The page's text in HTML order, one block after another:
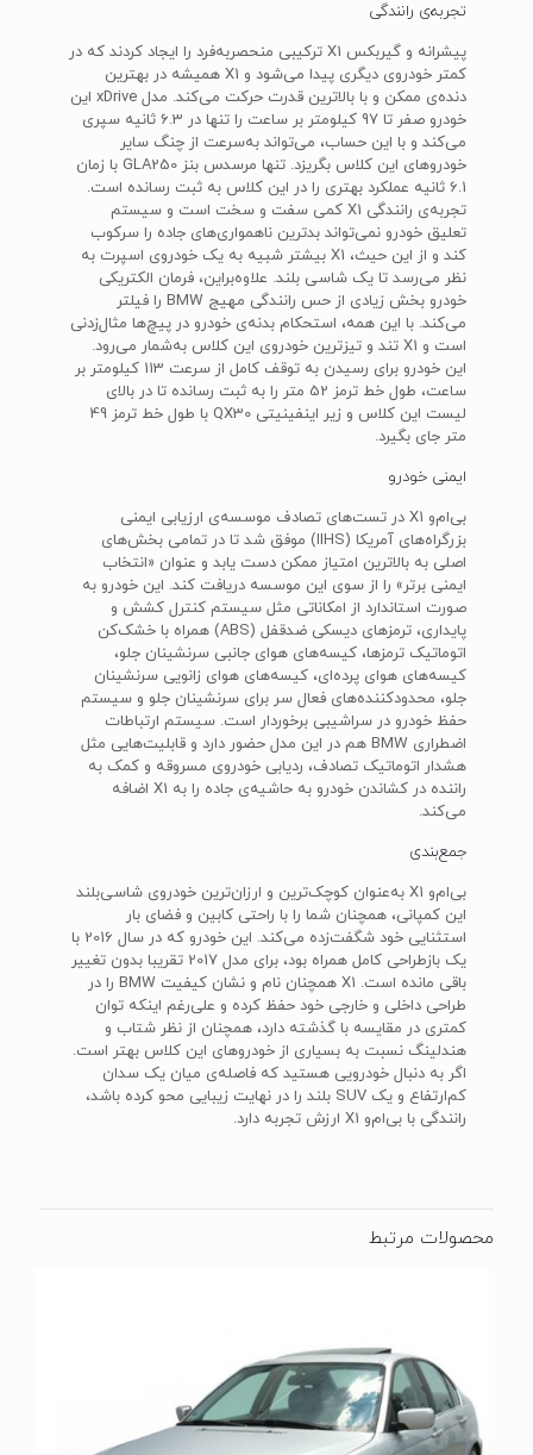
تجربه‌ی رانندگی
پیشرانه و گیربکس X1 ترکیبی منحصربه‌فرد را ایجاد کردند که در
کمتر خودروی دیگری پیدا می‌شود و X1 همیشه در بهترین
دنده‌ی ممکن و با بالاترین قدرت حرکت می‌کند. مدل xDrive این
خودرو صفر تا 97 کیلومتر بر ساعت را تنها در 6.3 ثانیه سپری
می‌کند و با این حساب، می‌تواند به‌سرعت از چنگ سایر
خودروهای این کلاس بگریزد. تنها مرسدس بنز GLA250 با زمان
6.1 ثانیه عملکرد بهتری را در این کلاس به ثبت رسانده است.
تجربه‌ی رانندگی X1 کمی سفت و سخت است و سیستم
تعلیق خودرو نمی‌تواند بدترین ناهمواری‌های جاده را سرکوب
کند و از این حیث، X1 بیشتر شبیه به یک خودروی اسپرت به
نظر می‌رسد تا یک شاسی بلند. علاوه‌براین، فرمان الکتریکی
خودرو بخش زیادی از حس رانندگی مهیج BMW را فیلتر
می‌کند. با این همه، استحکام بدنه‌ی خودرو در پیچ‌ها مثال‌زدنی
است و X1 تند و تیزترین خودروی این کلاس به‌شمار می‌رود.
این خودرو برای رسیدن به توقف کامل از سرعت 113 کیلومتر بر
ساعت، طول خط ترمز 52 متر را به ثبت رسانده تا در بالای
لیست این کلاس و زیر اینفینیتی QX30 با طول خط ترمز 49
متر جای بگیرد.
ایمنی خودرو
بی‌ام‌و X1 در تست‌های تصادف موسسه‌ی ارزیابی ایمنی
بزرگراه‌های آمریکا (IIHS) موفق شد تا در تمامی بخش‌های
اصلی به بالاترین امتیاز ممکن دست یابد و عنوان «انتخاب
ایمنی برتر» را از سوی این موسسه دریافت کند. این خودرو به
صورت استاندارد از امکاناتی مثل سیستم کنترل کشش و
پایداری، ترمز‌های دیسکی ضدقفل (ABS) همراه با خشک‌کن
اتوماتیک ترمزها، کیسه‌های هوای جانبی سرنشینان جلو،
کیسه‌های هوای پرده‌ای، کیسه‌های هوای زانویی سرنشینان
جلو، محدودکننده‌های فعال سر برای سرنشینان جلو و سیستم
حفظ خودرو در سراشیبی برخوردار است. سیستم ارتباطات
اضطراری BMW هم در این مدل حضور دارد و قابلیت‌هایی مثل
هشدار اتوماتیک تصادف، ردیابی خودروی مسروقه و کمک به
راننده در کشاندن خودرو به حاشیه‌ی جاده را به X1 اضافه
می‌کند.
جمع‌بندی
بی‌ام‌و X1 به‌عنوان کوچک‌ترین و ارزان‌ترین خودروی شاسی‌بلند
این کمپانی، همچنان شما را با راحتی کابین و فضای بار
استثنایی خود شگفت‌زده می‌کند. این خودرو که در سال 2016 با
یک بازطراحی کامل همراه بود، برای مدل 2017 تقریبا بدون تغییر
باقی مانده است. X1 همچنان نام و نشان کیفیت BMW را در
طراحی داخلی و خارجی خود حفظ کرده و علی‌رغم اینکه توان
کمتری در مقایسه با گذشته دارد، همچنان از نظر شتاب و
هندلینگ نسبت به بسیاری از خودروهای این کلاس بهتر است.
اگر به دنبال خودرویی هستید که فاصله‌ی میان یک سدان
کم‌ارتفاع و یک SUV بلند را در نهایت زیبایی محو کرده باشد،
رانندگی با بی‌ام‌و X1 ارزش تجربه‌ دارد.
محصولات مرتبط